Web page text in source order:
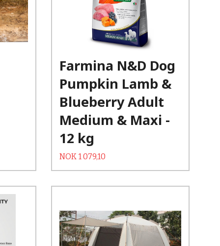
Farmina N&D Dog
Pumpkin Lamb &
Blueberry Adult
Medium & Maxi -
12 kg
Tilbud
NOK 1 079,10
Kjøp